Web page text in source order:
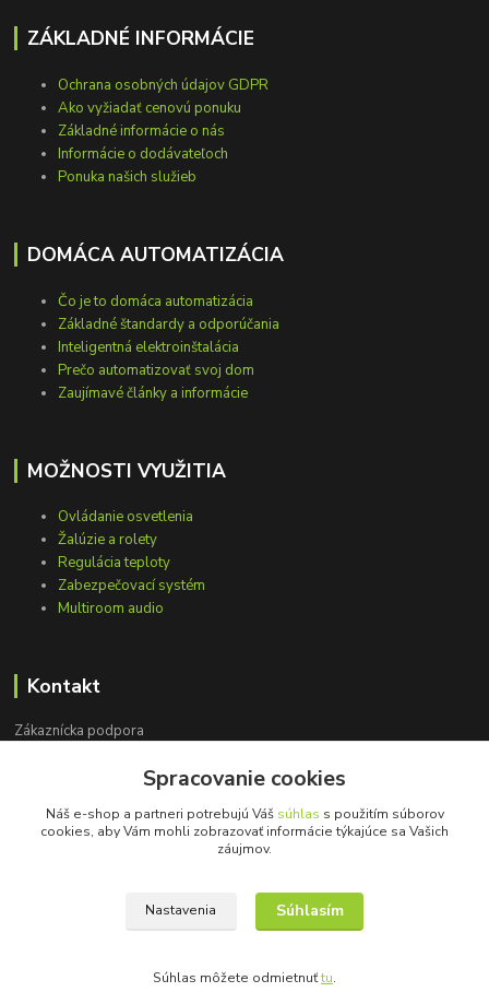
ZÁKLADNÉ INFORMÁCIE
Ochrana osobných údajov GDPR
Ako vyžiadať cenovú ponuku
Základné informácie o nás
Informácie o dodávateľoch
Ponuka našich služieb
DOMÁCA AUTOMATIZÁCIA
Čo je to domáca automatizácia
Základné štandardy a odporúčania
Inteligentná elektroinštalácia
Prečo automatizovať svoj dom
Zaujímavé články a informácie
MOŽNOSTI VYUŽITIA
Ovládanie osvetlenia
Žalúzie a rolety
Regulácia teploty
Zabezpečovací systém
Multiroom audio
Kontakt
Zákaznícka podpora
info@loxprofi.sk
©2018-2024 LOXprofi - všetky práva vyhradené
Spracovanie cookies
Náš e-shop a partneri potrebujú Váš súhlas s použitím súborov
cookies, aby Vám mohli zobrazovať informácie týkajúce sa Vašich
záujmov.
Nastavenia Súhlasím
Súhlas môžete odmietnuťtu.